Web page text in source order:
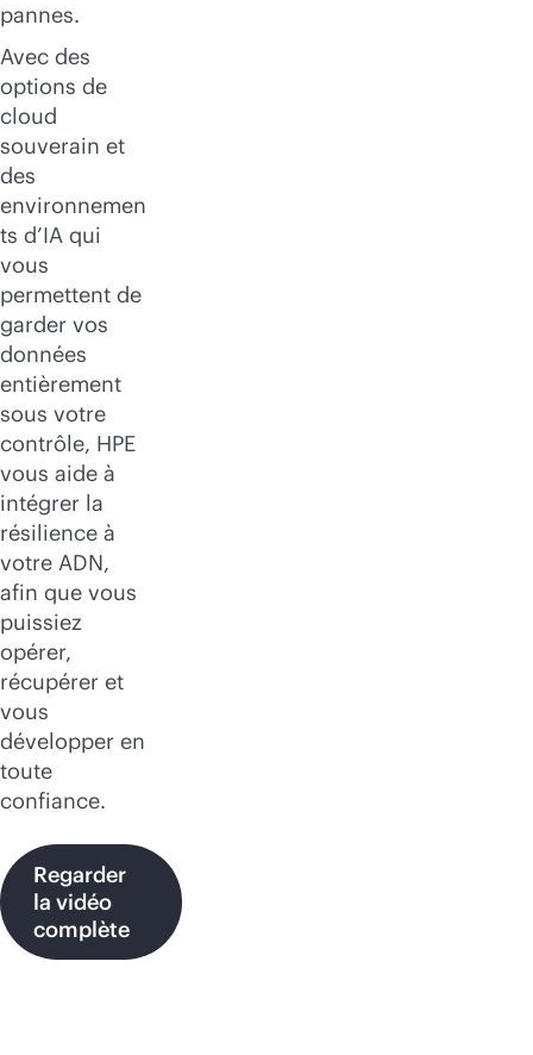
pannes.
Avec des
options de
cloud
souverain et
des
environnemen
ts d’IA qui
vous
permettent de
garder vos
données
entièrement
sous votre
contrôle, HPE
vous aide à
intégrer la
résilience à
votre ADN,
afin que vous
puissiez
opérer,
récupérer et
vous
développer en
toute
confiance.
Regarder
la vidéo
complète